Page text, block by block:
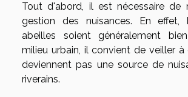
Tout d'abord, il est nécessaire de
gestion des nuisances. En effet,
abeilles soient généralement
milieu urbain, il convient de veiller à
deviennent pas une source de
riverains.